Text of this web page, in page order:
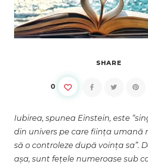
SHARE
0
Iubirea, spunea Einstein, este
din univers pe care ființa umană
să o controleze după voința sa”.
așa, sunt fețele numeroase sub